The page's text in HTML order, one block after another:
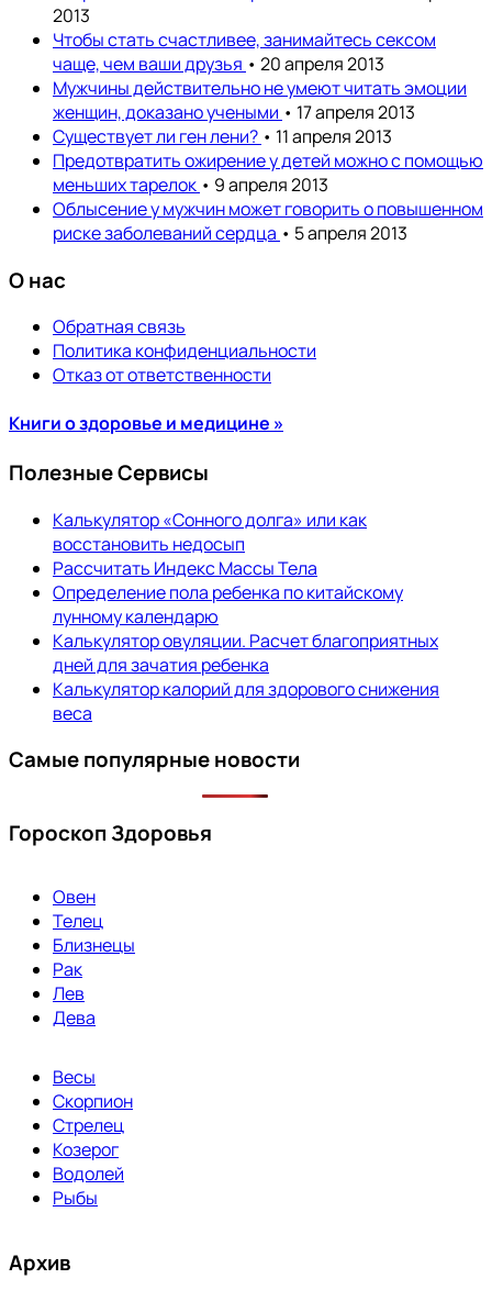
2013
Чтобы стать счастливее, занимайтесь сексом
чаще, чем ваши друзья • 20 апреля 2013
Мужчины действительно не умеют читать эмоции
женщин, доказано учеными • 17 апреля 2013
Существует ли ген лени? • 11 апреля 2013
Предотвратить ожирение у детей можно с помощью
меньших тарелок • 9 апреля 2013
Облысение у мужчин может говорить о повышенном
риске заболеваний сердца • 5 апреля 2013
О нас
Обратная связь
Политика конфиденциальности
Отказ от ответственности
Книги о здоровье и медицине »
Полезные Сервисы
Калькулятор «Сонного долга» или как
восстановить недосып
Рассчитать Индекс Массы Тела
Определение пола ребенка по китайскому
лунному календарю
Калькулятор овуляции. Расчет благоприятных
дней для зачатия ребенка
Калькулятор калорий для здорового снижения
веса
Самые популярные новости
Гороскоп Здоровья
Овен
Телец
Близнецы
Рак
Лев
Дева
Весы
Скорпион
Стрелец
Козерог
Водолей
Рыбы
Архив